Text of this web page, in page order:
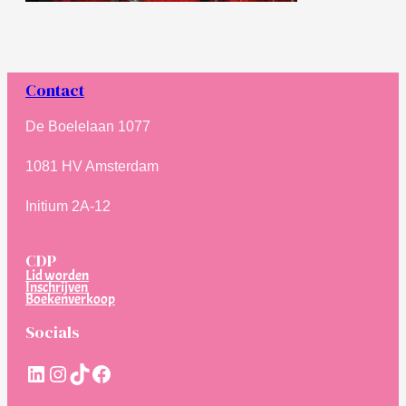
Contact
De Boelelaan 1077
1081 HV Amsterdam
Initium 2A-12
CDP
Lid worden
Inschrijven
Boekenverkoop
Socials
LinkedIn
Instagram
TikTokFacebook